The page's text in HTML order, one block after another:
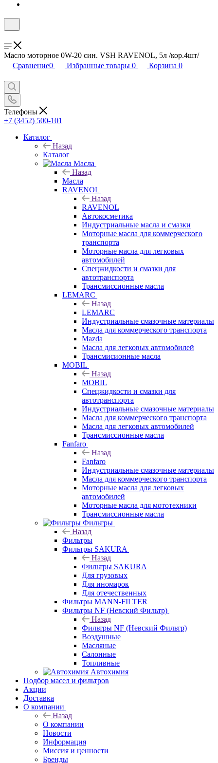
Масло моторное 0W-20 син. VSH RAVENOL, 5л /кор.4шт/
Сравнение0 Избранные товары 0 Корзина 0
Телефоны
+7 (3452) 500-101
Каталог
Назад
Каталог
Масла
Назад
Масла
RAVENOL
Назад
RAVENOL
Автокосметика
Индустриальные масла и смазки
Моторные масла для коммерческого
транспорта
Моторные масла для легковых
автомобилей
Спецжидкости и смазки для
автотранспорта
Трансмиссионные масла
LEMARC
Назад
LEMARC
Индустриальные смазочные материалы
Масла для коммерческого транспорта
Mazda
Масла для легковых автомобилей
Трансмисионные масла
MOBIL
Назад
MOBIL
Cпецжидкости и смазки для
автотранспорта
Индустриальные смазочные материалы
Масла для коммерческого транспорта
Масла для легковых автомобилей
Трансмиссионные масла
Fanfaro
Назад
Fanfaro
Индустриальные смазочные материалы
Масла для коммерческого транспорта
Моторные масла для легковых
автомобилей
Моторные масла для мототехники
Трансмиссионные масла
Фильтры
Назад
Фильтры
Фильтры SAKURA
Назад
Фильтры SAKURA
Для грузовых
Для иномарок
Для отечественных
Фильтры MANN-FILTER
Фильтры NF (Невский Фильтр)
Назад
Фильтры NF (Невский Фильтр)
Воздушные
Масляные
Салонные
Топливные
Автохимия
Подбор масел и фильтров
Акции
Доставка
О компании
Назад
О компании
Новости
Информация
Миссия и ценности
Бренды